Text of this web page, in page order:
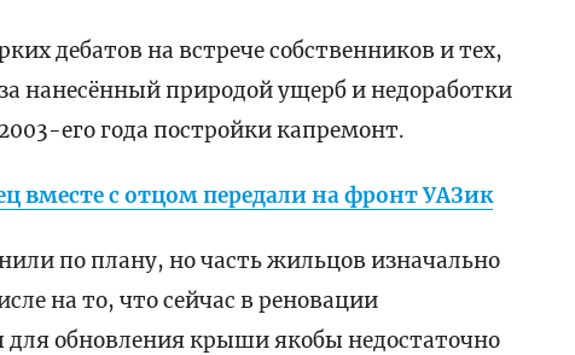
дебатов на встрече собственников и тех,
нанесённый природой ущерб и недоработки
его года постройки капремонт.
вместе с отцом передали на фронт УАЗик
по плану, но часть жильцов изначально
на то, что сейчас в реновации
обновления крыши якобы недостаточно